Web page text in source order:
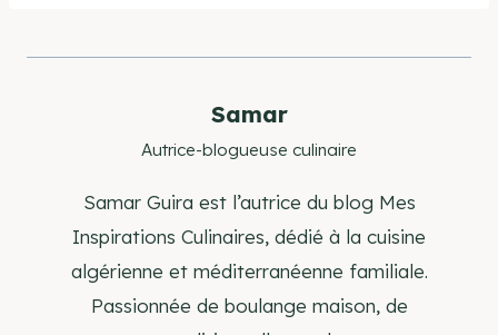
publication :
Samar
Autrice-blogueuse culinaire
Samar Guira est l’autrice du blog Mes
Inspirations Culinaires, dédié à la cuisine
algérienne et méditerranéenne familiale.
Passionnée de boulange maison, de